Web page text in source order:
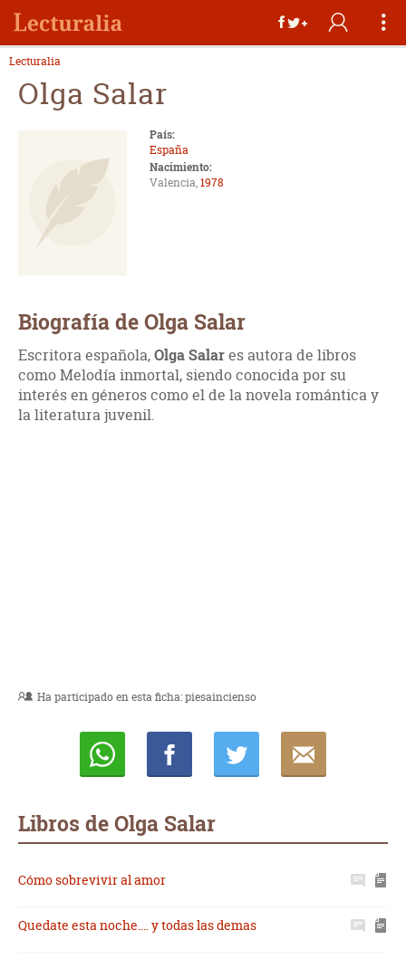
Lecturalia
Olga Salar
País:
España
Nacimiento:
Valencia,1978
Biografía de Olga Salar
Escritora española,Olga Salares autora de libros
como Melodía inmortal, siendo conocida por su
interés en géneros como el de la novela romántica y
la literatura juvenil.
Ha participado en esta ficha:piesaincienso
Libros de Olga Salar
Cómo sobrevivir al amor
Quedate esta noche.... y todas las demas